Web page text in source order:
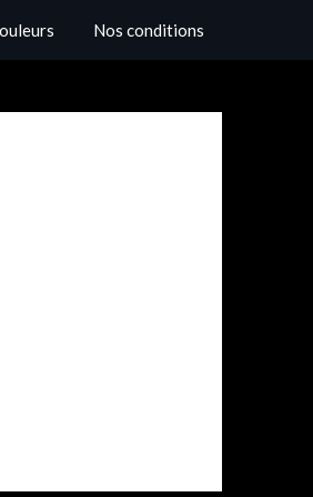
Nos conditions